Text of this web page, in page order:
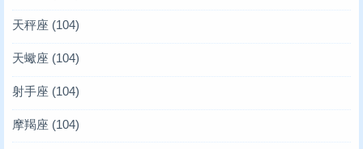
天秤座 (104)
天蠍座 (104)
射手座 (104)
摩羯座 (104)